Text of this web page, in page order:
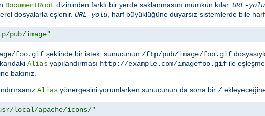
DocumentRoot dizininden farklı bir yerde saklanmasını mümkün kılar. URL-yolu
dosyalarla eşlenir. URL-yolu, harf büyüklüğüne duyarsız sistemlerde bile
pub/image"
foo.gif şeklinde bir istek, sunucunun /ftp/pub/image/foo.gif
Alias yapılandırması http://example.com/imagefoo.gif ile
bakınız.
Alias yönergesini yorumlarken sunucunun da sona bir /
local/apache/icons/"